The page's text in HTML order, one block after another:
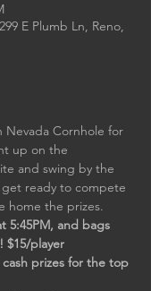
E Plumb Ln, Reno,
Cornhole for
up on the
and swing by the
ready to compete
home the prizes.
5:45PM, and bags
$15/player
prizes for the top